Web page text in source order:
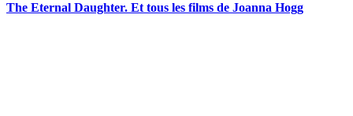
The Eternal Daughter. Et tous les films de Joanna Hogg